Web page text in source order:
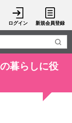
ログイン 新規会員登録
暮らしに役